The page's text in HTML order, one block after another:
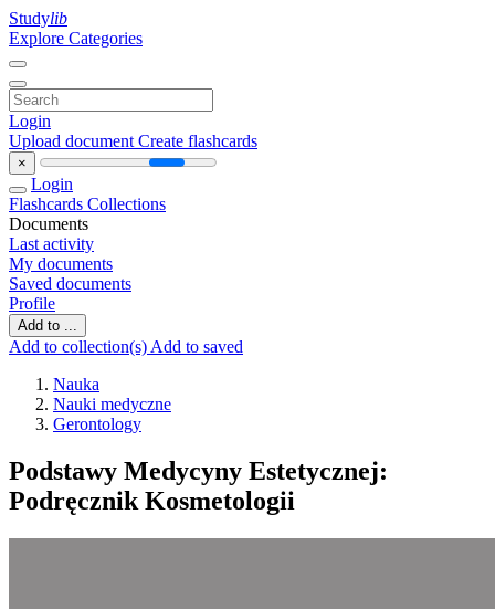
Studylib
Explore Categories
Login
Upload document Create flashcards
×
Login
Flashcards Collections
Documents
Last activity
My documents
Saved documents
Profile
Add to ...
Add to collection(s) Add to saved
Nauka
Nauki medyczne
Gerontology
Podstawy Medycyny Estetycznej:
Podręcznik Kosmetologii